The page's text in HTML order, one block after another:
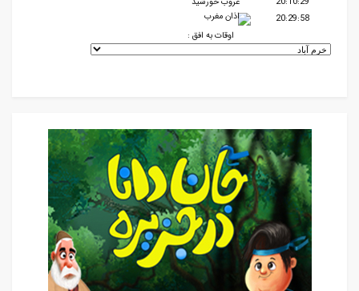
20:29:58
اذان مغرب
اوقات به افق :